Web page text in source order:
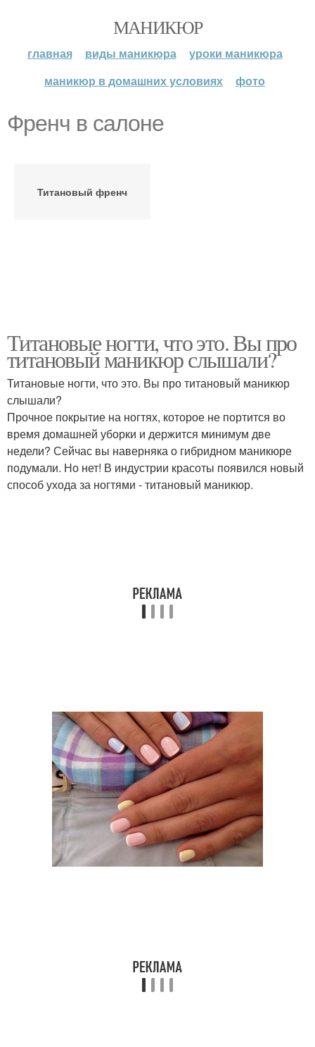
МАНИКЮР
главная виды маникюра
уроки маникюра
маникюр в домашних условиях
фото
Френч в салоне
Титановый френч
Титановые ногти, что это. Вы про
титановый маникюр слышали?
Титановые ногти, что это. Вы про титановый маникюр
слышали?
Прочное покрытие на ногтях, которое не портится во
время домашней уборки и держится минимум две
недели? Сейчас вы наверняка о гибридном маникюре
подумали. Но нет! В индустрии красоты появился новый
способ ухода за ногтями - титановый маникюр.